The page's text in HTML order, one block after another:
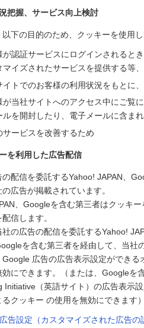
把握、サービス向上検討
下の目的のため、クッキーを使用し
が認証サービスにログインされると
マイズされたサービスを提供する等
イトでのお客様の利用状況をもとに
が当社サイトへのアクセス中にご覧
ルを開封したり、電子メールに含ま
サービスを改善するため
を利用した広告配信
の配信を委託するYahoo! JAPAN、
広告が掲載されています。
、Googleを含む第三者はクッキ
信します。
社の広告の配信を委託するYahoo!
を含む第三者を経由して、当社
Google 広告の広告表示設定ができ
効にできます。（または、Googleを
Initiative（英語サイト）の広告表示
クッキー の使用を無効にできます）
告設定（カスタマイズされた広告の